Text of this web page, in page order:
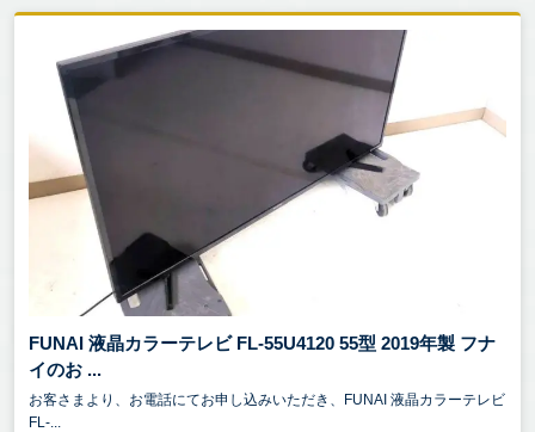
FUNAI 液晶カラーテレビ FL-55U4120 55型 2019年製 フナ
イのお ...
お客さまより、お電話にてお申し込みいただき、FUNAI 液晶カラーテレビ
FL-...